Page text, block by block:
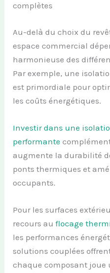
complètes
Au-delà du choix du
espace commercial
harmonieuse des
Par exemple, une
est primordiale pour
les coûts énergétiques.
Investir dans une
performante
augmente la durabilité
ponts thermiques et
occupants.
Pour les surfaces
recours auflocage
les performances
solutions couplées
chaque composant joue